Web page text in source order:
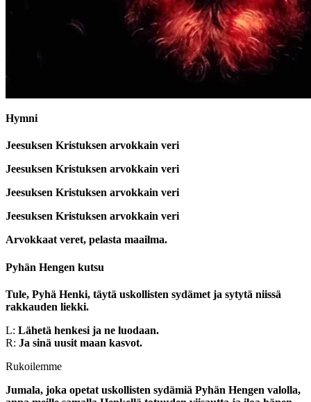
Hymni
Jeesuksen Kristuksen arvokkain veri
Jeesuksen Kristuksen arvokkain veri
Jeesuksen Kristuksen arvokkain veri
Jeesuksen Kristuksen arvokkain veri
Arvokkaat veret, pelasta maailma.
Pyhän Hengen kutsu
Tule, Pyhä Henki, täytä uskollisten sydämet ja sytytä niissä
rakkauden liekki.
L: Lähetä henkesi ja ne luodaan.
R: Ja sinä uusit maan kasvot.
Rukoilemme
Jumala, joka opetat uskollisten sydämiä Pyhän Hengen valolla,